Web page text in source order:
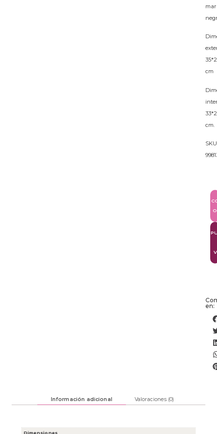
cm
cm.
en:
Información adicional Valoraciones (0)
Dimensiones